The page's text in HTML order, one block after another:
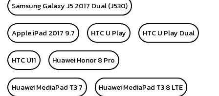
Samsung Galaxy J5 2017 Dual (J530)
Apple iPad 2017 9.7 HTC U Play HTC U Play Dual
HTC U11 Huawei Honor 8 Pro
Huawei MediaPad T3 7 Huawei MediaPad T3 8 LTE